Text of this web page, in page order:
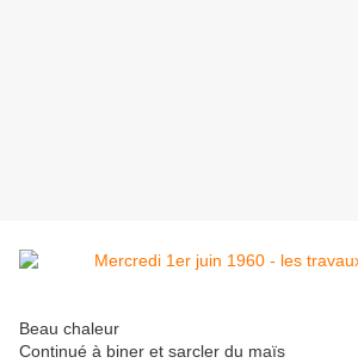
Beau chaleur
Continué à biner et sarcler du maïs